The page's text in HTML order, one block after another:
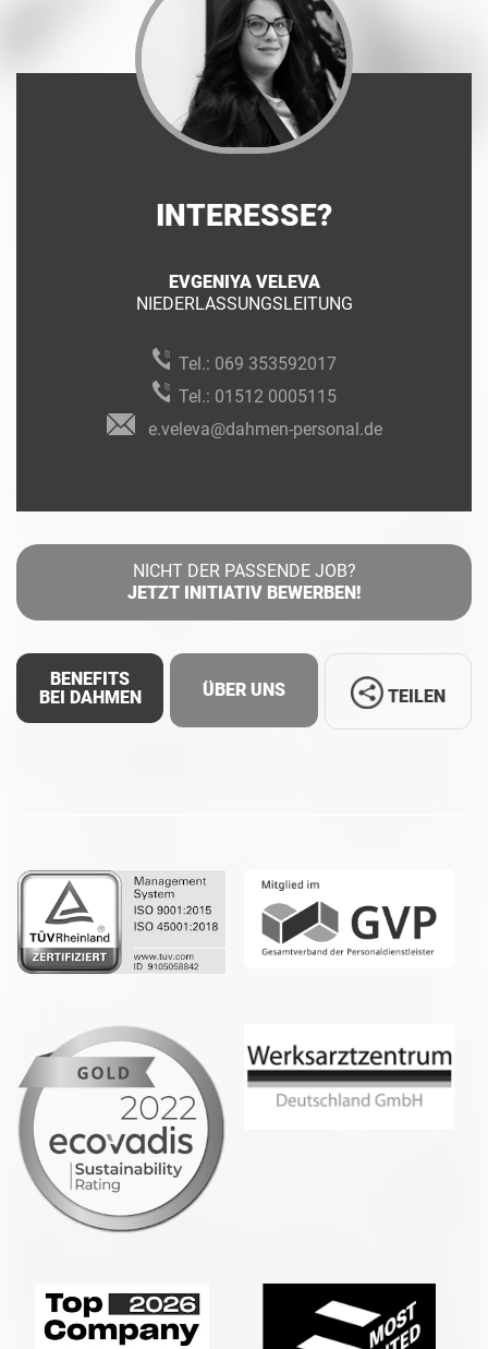
INTERESSE?
EVGENIYA VELEVA
NIEDERLASSUNGSLEITUNG
Tel.: 069 353592017
Tel.: 01512 0005115
e.veleva@dahmen-personal.de
NICHT DER PASSENDE JOB?
JETZT INITIATIV BEWERBEN!
BENEFITS
BEI DAHMEN
ÜBER UNS TEILEN